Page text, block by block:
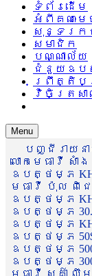
ទំព័រដើម
អំពីគណៈមេ
សុន្ទរកថ
សមាជិក
បណ្ណាល័យ
ជំនួយឧប
ព្រឹត្តិប
វិចិត្រសា
Menu
បញ្ជីរាយនា
លោកមេធាវី ស
ឧបត្ថម្ភ
មេធាវី ប៉ុល ពិជ
ឧបត្ថម្ភ KHR
ឧបត្ថម្ភ
ឧបត្ថម្ភ
ឧបត្ថម្ភ
ឧបត្ថម្ភ
ឧបត្ថម្ភ
មេធាវី សួគ៌ា លឹ